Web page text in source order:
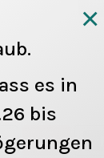
es in
bis
×